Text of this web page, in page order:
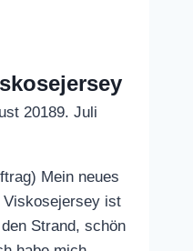
20189. Juli
Mein neues
Viskosejersey ist
Strand, schön